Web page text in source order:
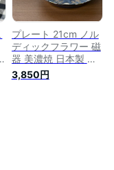
無料】
プレート 21cm ノル
ディックフラワー 磁
器 美濃焼 日本製 同
色5枚セット （ 食洗
機対応 電子レンジ対
3,850円